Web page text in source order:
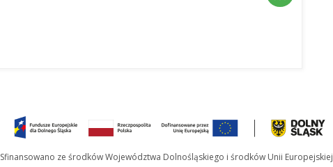
Sfinansowano ze środków Województwa Dolnośląskiego i środków Unii Europejskiej